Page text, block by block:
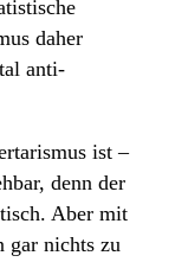
daher
anti-
ist –
denn der
Aber mit
gar nichts zu